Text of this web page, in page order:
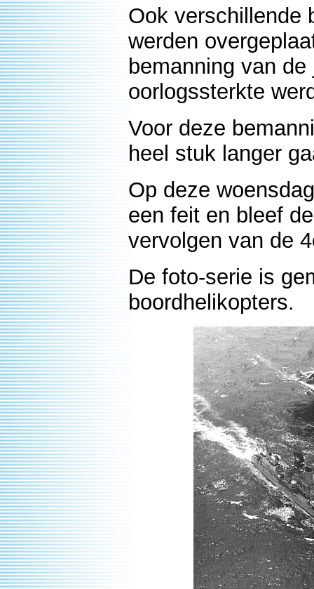
Ook verschillende
werden
bemanning van
oorlogssterkte
Voor deze
heel stuk langer
Op deze
een feit en bleef
vervolgen van de
De foto-serie is
boordhelikopters.